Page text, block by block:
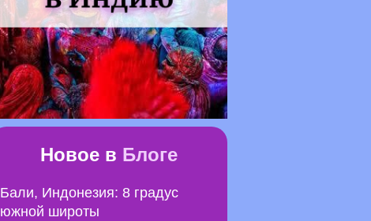
Новое в Блоге
Бали, Индонезия: 8 градус
южной широты